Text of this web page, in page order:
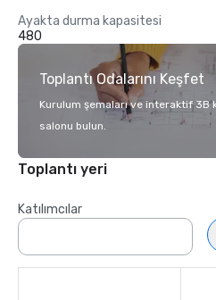
Ayakta durma kapasitesi
480
Toplantı Odalarını Keşfet
Kurulum şemaları ve interaktif 3B
salonu bulun.
Toplantı yeri
Katılımcılar